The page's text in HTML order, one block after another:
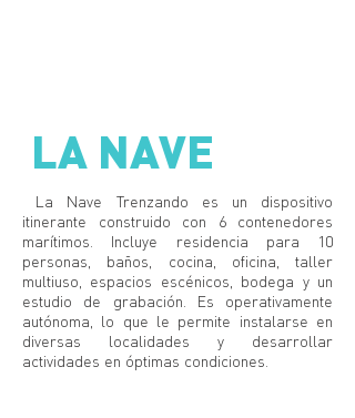
LA NAVE
La Nave Trenzando es un dispositivo
itinerante construido con 6 contenedores
marítimos. Incluye residencia para 10
personas, baños, cocina, oficina, taller
multiuso, espacios escénicos, bodega y un
estudio de grabación. Es operativamente
autónoma, lo que le permite instalarse en
diversas localidades y desarrollar
actividades en óptimas condiciones.